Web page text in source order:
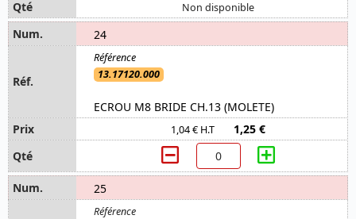
Non disponible
24
13.17120.000
ECROU M8 BRIDE CH.13 (MOLETE)
1,04 € H.T 1,25 €
25